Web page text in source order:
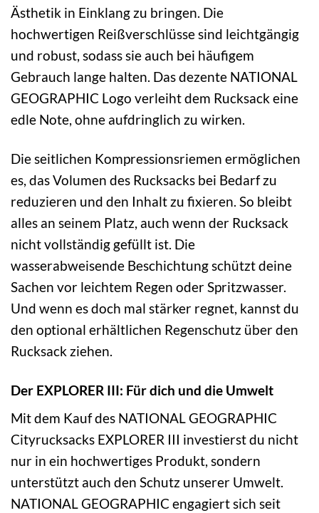
Ästhetik in Einklang zu bringen. Die
hochwertigen Reißverschlüsse sind leichtgängig
und robust, sodass sie auch bei häufigem
Gebrauch lange halten. Das dezente NATIONAL
GEOGRAPHIC Logo verleiht dem Rucksack eine
edle Note, ohne aufdringlich zu wirken.
Die seitlichen Kompressionsriemen ermöglichen
es, das Volumen des Rucksacks bei Bedarf zu
reduzieren und den Inhalt zu fixieren. So bleibt
alles an seinem Platz, auch wenn der Rucksack
nicht vollständig gefüllt ist. Die
wasserabweisende Beschichtung schützt deine
Sachen vor leichtem Regen oder Spritzwasser.
Und wenn es doch mal stärker regnet, kannst du
den optional erhältlichen Regenschutz über den
Rucksack ziehen.
Der EXPLORER III: Für dich und die Umwelt
Mit dem Kauf des NATIONAL GEOGRAPHIC
Cityrucksacks EXPLORER III investierst du nicht
nur in ein hochwertiges Produkt, sondern
unterstützt auch den Schutz unserer Umwelt.
NATIONAL GEOGRAPHIC engagiert sich seit